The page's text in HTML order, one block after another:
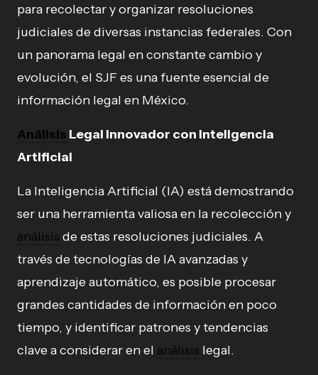
para recolectar y organizar resoluciones
judiciales de diversas instancias federales. Con
un panorama legal en constante cambio y
evolución, el SJF es una fuente esencial de
información legal en México.
Análisis Legal Innovador con Inteligencia
Artificial
La Inteligencia Artificial (IA) está demostrando
ser una herramienta valiosa en la recolección y
análisis de estas resoluciones judiciales. A
través de tecnologías de IA avanzadas y
aprendizaje automático, es posible procesar
grandes cantidades de información en poco
tiempo, y identificar patrones y tendencias
clave a considerar en el análisis legal.